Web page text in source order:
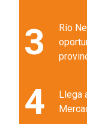
3
Río
4
Llega